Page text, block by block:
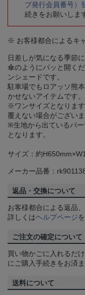
ブ発行会員番号）
続きをお願いしま
※ お客様都合によるキ
日差しが気になる季節に
傘のようにパッと開く
ンシェードです。
駐車場でもロアッソ熊
かせないアイテムです。
※ワンサイズとなりま
覆えない場合がござい
※生地から出ているパ
となります。
サイズ：約
メーカー品番：
返品・交換について
お客様都合による返品
詳しくはヘルプページ
ご注文の確定について
買い物かごに入れるだ
にご購入手続きをお済ま
送料について